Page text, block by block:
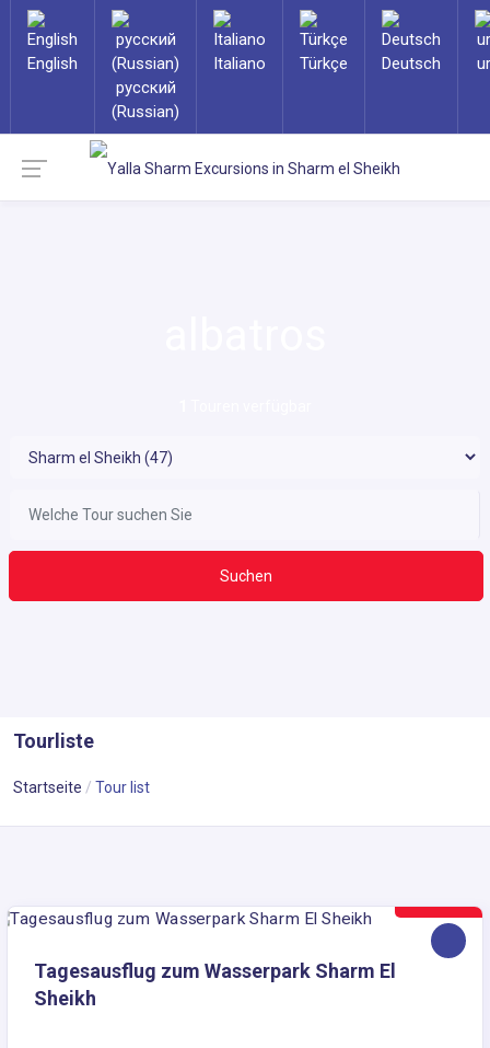
English
русский
(Russian)
Italiano Türkçe Deutsch ur
Suchen
Tourliste
Startseite Tour list
Tagesausflug zum Wasserpark Sharm El
Sheikh